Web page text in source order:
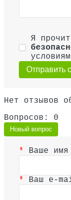
Я
Отправить
Нет отзывов
Вопросов: 0
Новый вопрос
Ваше имя
Ваш e-